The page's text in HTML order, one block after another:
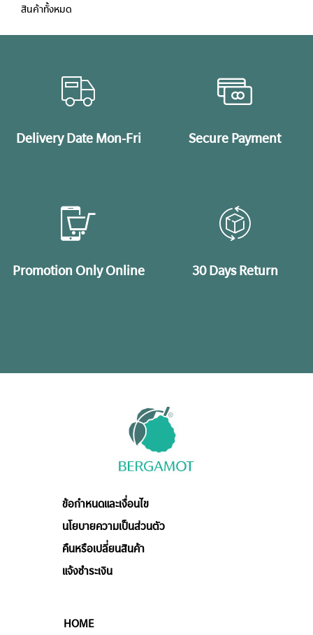
สินค้าทั้งหมด
Delivery Date Mon-Fri Secure Payment
Promotion Only Online 30 Days Return
ข้อกำหนดและเงื่อนไข
นโยบายความเป็นส่วนตัว
คืนหรือเปลี่ยนสินค้า
แจ้งชำระเงิน
HOME